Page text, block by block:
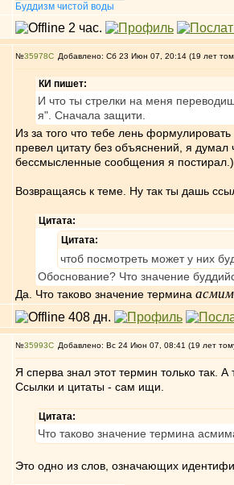
Буддизм чистой воды
№35978 Добавлено: Сб 23 Июн 07, 20:14 (19 лет
КИ пишет:
И что ты стрелки на меня
я". Сначала защити.
Из за того что тебе лень
превел цитату без объяснений, я
бессмысленные сообщения я постирал.)
Возвращаясь к теме. Ну так ты дашь
Цитата:
Цитата:
чтоб посмотреть может у них
Обоснование? Что значение
Да. Что таково значение термина
№35993 Добавлено: Вс 24 Июн 07, 08:41 (19 лет
Я сперва знал этот термин только так.
Ссылки и цитаты - сам ищи.
Цитата:
Что таково значение термина
Это одно из слов, означающих